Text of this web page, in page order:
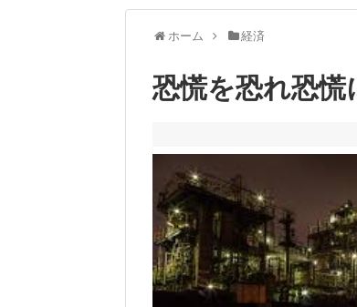
ホーム 経済
恐慌を恐れ恐慌